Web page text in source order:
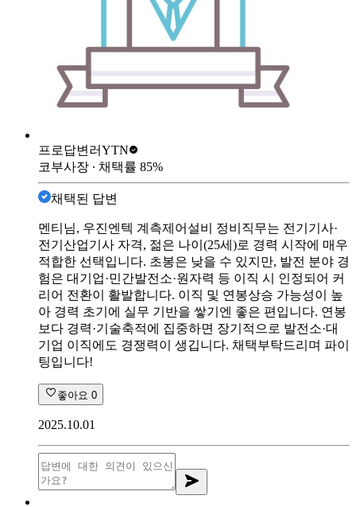
프로답변러YTN
코부사장 ∙ 채택률 85%
채택된 답변
멘티님, 우진엔텍 계측제어설비 정비직무는 전기기사·
전기산업기사 자격, 젊은 나이(25세)로 경력 시작에 매우
적합한 선택입니다. 초봉은 낮을 수 있지만, 발전 분야 경
험은 대기업·민간발전소·원자력 등 이직 시 인정되어 커
리어 전환이 활발합니다. 이직 및 연봉상승 가능성이 높
아 경력 초기에 실무 기반을 쌓기엔 좋은 편입니다. 연봉
보다 경력·기술축적에 집중하면 장기적으로 발전소·대
기업 이직에도 경쟁력이 생깁니다. 채택부탁드리며 파이
팅입니다!
좋아요 0
2025.10.01